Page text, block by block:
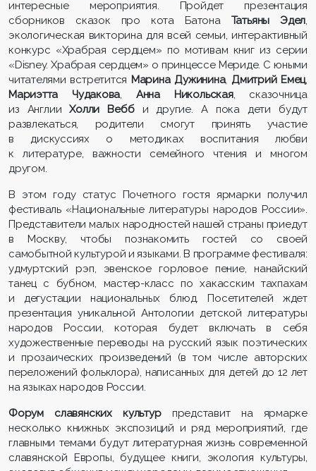
интересные мероприятия. Пройдет презентация
сборников сказок про кота Батона Татьяны Эдел,
экологическая викторина для всей семьи, интерактивный
конкурс «Храбрая сердцем» по мотивам книг из серии
«Disney. Храбрая сердцем» о принцессе Мериде. С юными
читателями встретится Марина Дужинина, Дмитрий Емец,
Мариэтта Чудакова, Анна Никольская, сказочница
из АнглииХолли Вебби другие. А пока дети будут
развлекаться, родители смогут принять участие
в дискуссиях о методиках воспитания любви
к литературе, важности семейного чтения и многом
другом.
В этом году статус Почетного гостя ярмарки получил
фестиваль «Национальные литературы народов России».
Представители малых народностей нашей страны приедут
в Москву, чтобы познакомить гостей со своей
самобытной культурой и языками. В программе фестиваля:
удмуртский рэп, эвенское горловое пение, нанайский
танец с бубном, мастер-класс по хакасским тахпахам
и дегустации национальных блюд. Посетителей ждет
презентация уникальной Антологии детской литературы
народов России, которая будет включать в себя
художественные переводы на русский язык поэтических
и прозаических произведений (в том числе авторских
переложений фольклора), написанных для детей до 12 лет
на языках народов России.
Форум славянских культурпредставит на ярмарке
несколько книжных экспозиций и ряд мероприятий, где
главными темами будут литературная жизнь современной
славянской Европы, будущее книги, экология культуры,